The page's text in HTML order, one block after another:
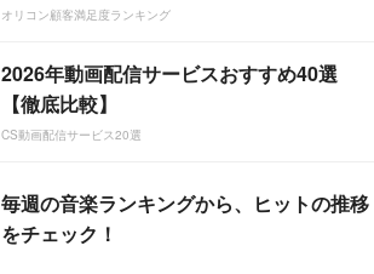
オリコン顧客満足度ランキング
2026年動画配信サービスおすすめ40選
【徹底比較】
CS動画配信サービス20選
毎週の音楽ランキングから、ヒットの推移
をチェック！